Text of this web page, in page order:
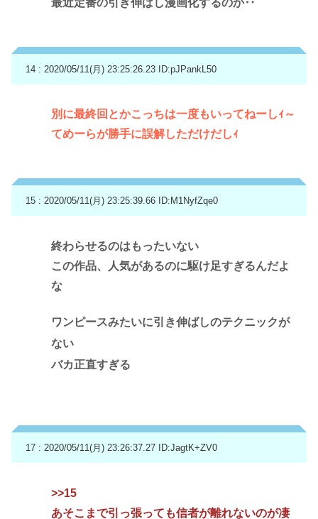
最近定番の引き伸ばし漫画化するのか‥
14 : 2020/05/11(月) 23:25:26.23 ID:pJPankL50
別に最終回とかこっちは一度もいってねーしｨ～
てめーらが勝手に誤解しただけだしｨ
15 : 2020/05/11(月) 23:25:39.66 ID:M1NyfZqe0
終わらせるのはもったいない
この作品、人気があるのに駆け足すぎるんだよ
な
ワンピースみたいに引き伸ばしのテクニックが
ない
バカ正直すぎる
17 : 2020/05/11(月) 23:26:37.27 ID:JagtK+ZV0
>>15
あそこまで引っ張っても信者が離れないのが凄